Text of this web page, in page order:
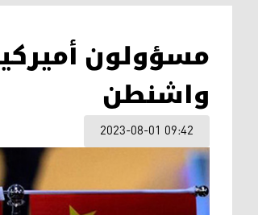
مسؤولون
واشنطن
2023-08-01 09:42